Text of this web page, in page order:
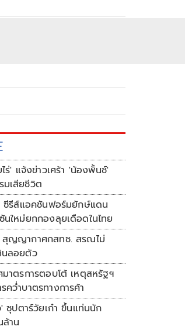
ร่' แจ้งข่าวเศร้า 'น้องพั้นช์'
เสียชีวิต
ซีรีส์แอคชันฟอร์มยักษ์แดน
นใหม่ยกกองลุยเดือดในไทย
ญากาศกสทช. สรณไม่
ลอยตัว
มาตรการตอบโต้ เหตุสหรัฐฯ
คว่ำบาตรทางการค้า
ซุปตาร์วัยเก๋า ขึ้นแท่นนัก
าน